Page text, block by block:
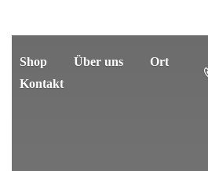
Shop Über uns
Ort
Kontakt